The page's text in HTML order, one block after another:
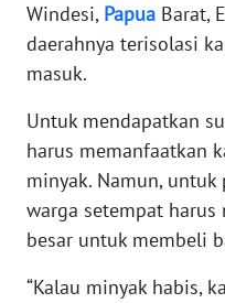
Windesi, Papua Barat,
daerahnya terisolasi
masuk.
Untuk mendapatkan
harus memanfaatkan
minyak. Namun,
warga setempat
besar untuk membeli
“Kalau minyak habis,
WN
SULTENG
SULBAR
WN
SUMBAR